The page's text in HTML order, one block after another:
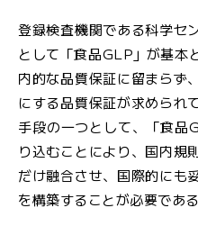
登録検査機関である科学セ
として「食品GLP」が基本
内的な品質保証に留まらず
にする品質保証が求められ
手段の一つとして、「食
り込むことにより、国内規
だけ融合させ、国際的にも
を構築することが必要であ